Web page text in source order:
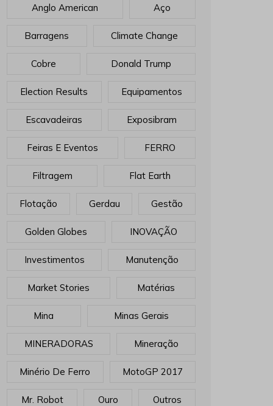
Anglo American Aço
Barragens Climate Change
Cobre Donald Trump
Election Results Equipamentos
Escavadeiras Exposibram
Feiras E Eventos FERRO
Filtragem Flat Earth
Flotação Gerdau Gestão
Golden Globes INOVAÇÃO
Investimentos Manutenção
Market Stories Matérias
Mina Minas Gerais
MINERADORAS Mineração
Minério De Ferro MotoGP 2017
Mr. Robot Ouro Outros